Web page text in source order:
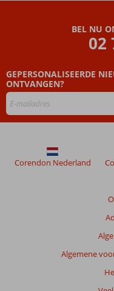
48
maanden
meer
de
BEL NU
02
GEPERSONALISEERDE
ONTVANGEN?
Algemene
Corendon Nederland